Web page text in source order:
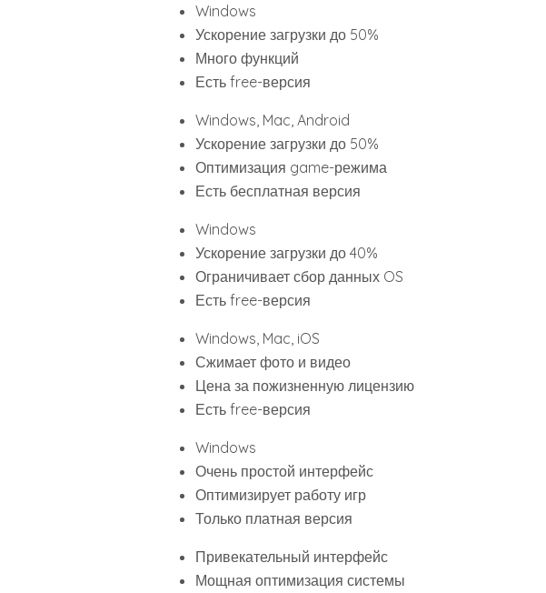
Windows
Ускорение загрузки до 50%
Много функций
Есть free-версия
Windows, Mac, Android
Ускорение загрузки до 50%
Оптимизация game-режима
Есть бесплатная версия
Windows
Ускорение загрузки до 40%
Ограничивает сбор данных OS
Есть free-версия
Windows, Mac, iOS
Сжимает фото и видео
Цена за пожизненную лицензию
Есть free-версия
Windows
Очень простой интерфейс
Оптимизирует работу игр
Только платная версия
Привекательный интерфейс
Мощная оптимизация системы